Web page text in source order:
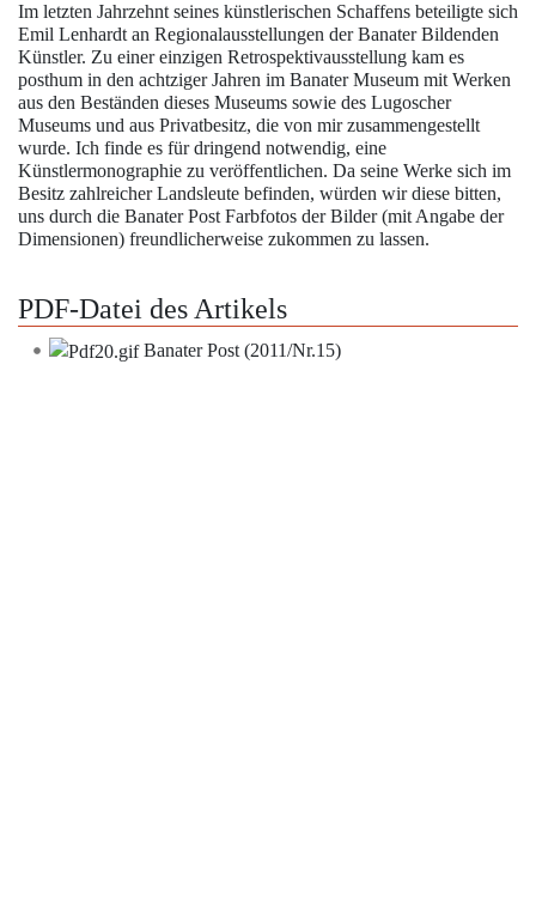
Im letzten Jahrzehnt seines künstlerischen Schaffens beteiligte sich
Emil Lenhardt an Regionalausstellungen der Banater Bildenden
Künstler. Zu einer einzigen Retrospektivausstellung kam es
posthum in den achtziger Jahren im Banater Museum mit Werken
aus den Beständen dieses Museums sowie des Lugoscher
Museums und aus Privatbesitz, die von mir zusammengestellt
wurde. Ich finde es für dringend notwendig, eine
Künstlermonographie zu veröffentlichen. Da seine Werke sich im
Besitz zahlreicher Landsleute befinden, würden wir diese bitten,
uns durch die Banater Post Farbfotos der Bilder (mit Angabe der
Dimensionen) freundlicherweise zukommen zu lassen.
PDF-Datei des Artikels
Banater Post (2011/Nr.15)